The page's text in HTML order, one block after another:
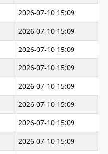
2026-07-10 15:09
2026-07-10 15:09
2026-07-10 15:09
2026-07-10 15:09
2026-07-10 15:09
2026-07-10 15:09
2026-07-10 15:09
2026-07-10 15:09